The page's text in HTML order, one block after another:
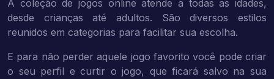
A coleção de jogos online atende a todas as idades,
desde crianças até adultos. São diversos estilos
reunidos em categorias para facilitar sua escolha.
E para não perder aquele jogo favorito você pode criar
o seu perfil e curtir o jogo, que ficará salvo na sua